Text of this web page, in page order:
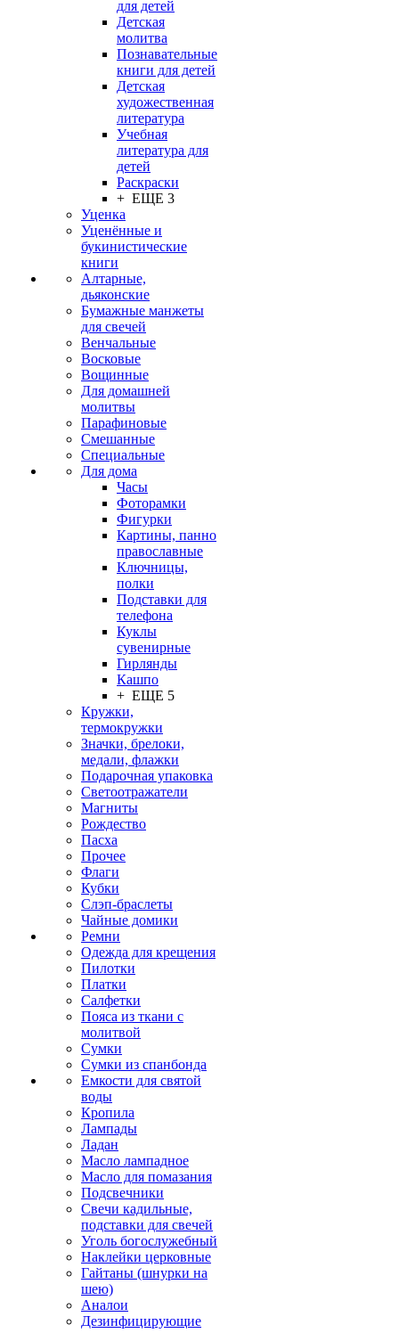
для детей
Детская
молитва
Познавательные
книги для детей
Детская
художественная
литература
Учебная
литература для
детей
Раскраски
+ ЕЩЕ 3
Уценка
Уценённые и
букинистические
книги
Алтарные,
дьяконские
Бумажные манжеты
для свечей
Венчальные
Восковые
Вощинные
Для домашней
молитвы
Парафиновые
Смешанные
Специальные
Для дома
Часы
Фоторамки
Фигурки
Картины, панно
православные
Ключницы,
полки
Подставки для
телефона
Куклы
сувенирные
Гирлянды
Кашпо
+ ЕЩЕ 5
Кружки,
термокружки
Значки, брелоки,
медали, флажки
Подарочная упаковка
Светоотражатели
Магниты
Рождество
Пасха
Прочее
Флаги
Кубки
Слэп-браслеты
Чайные домики
Ремни
Одежда для крещения
Пилотки
Платки
Салфетки
Пояса из ткани с
молитвой
Сумки
Сумки из спанбонда
Емкости для святой
воды
Кропила
Лампады
Ладан
Масло лампадное
Масло для помазания
Подсвечники
Свечи кадильные,
подставки для свечей
Уголь богослужебный
Наклейки церковные
Гайтаны (шнурки на
шею)
Аналои
Дезинфицирующие